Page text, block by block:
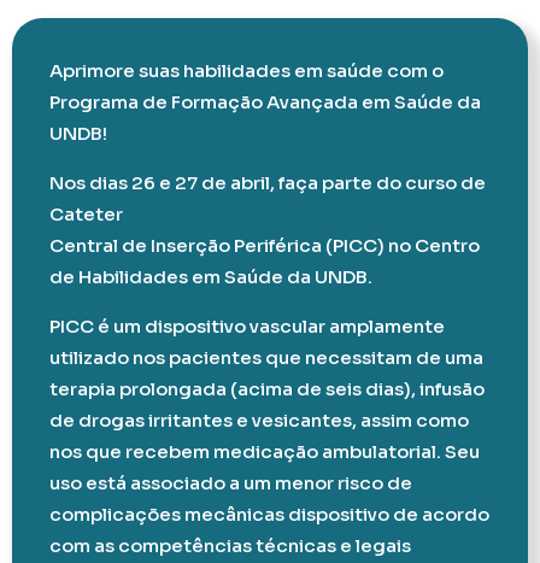
Aprimore suas habilidades em saúde com o
Programa de Formação Avançada em Saúde da
UNDB!
Nos dias 26 e 27 de abril, faça parte do curso de
Cateter
Central de Inserção Periférica (PICC) no Centro
de Habilidades em Saúde da UNDB.
PICC é um dispositivo vascular amplamente
utilizado nos pacientes que necessitam de uma
terapia prolongada (acima de seis dias), infusão
de drogas irritantes e vesicantes, assim como
nos que recebem medicação ambulatorial. Seu
uso está associado a um menor risco de
complicações mecânicas dispositivo de acordo
com as competências técnicas e legais